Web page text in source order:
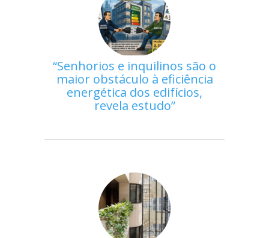
Senhorios e inquilinos são o
maior obstáculo à eficiência
energética dos edifícios,
revela estudo